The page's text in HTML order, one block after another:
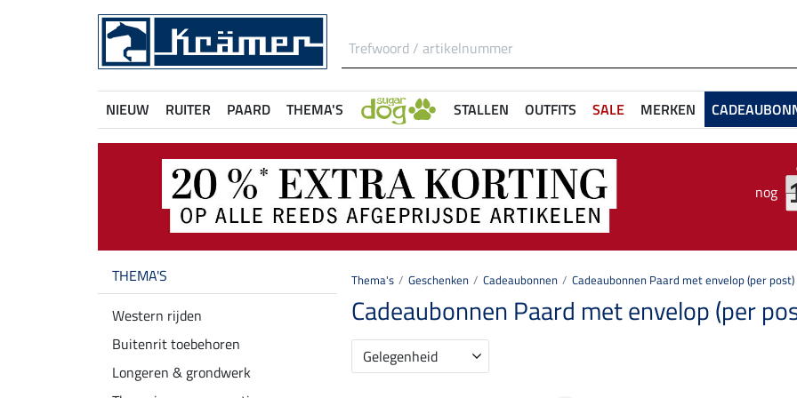
NIEUW RUITER PAARD THEMA'S STALLEN OUTFITS SALE MERKEN
nog
THEMA'S
Western rijden
Buitenrit toebehoren
Longeren & grondwerk
Thema's Geschenken Cadeaubonnen Cadeaubonnen Paard met envelop (per post)
Cadeaubonnen Paard met envelop (per
Gelegenheid